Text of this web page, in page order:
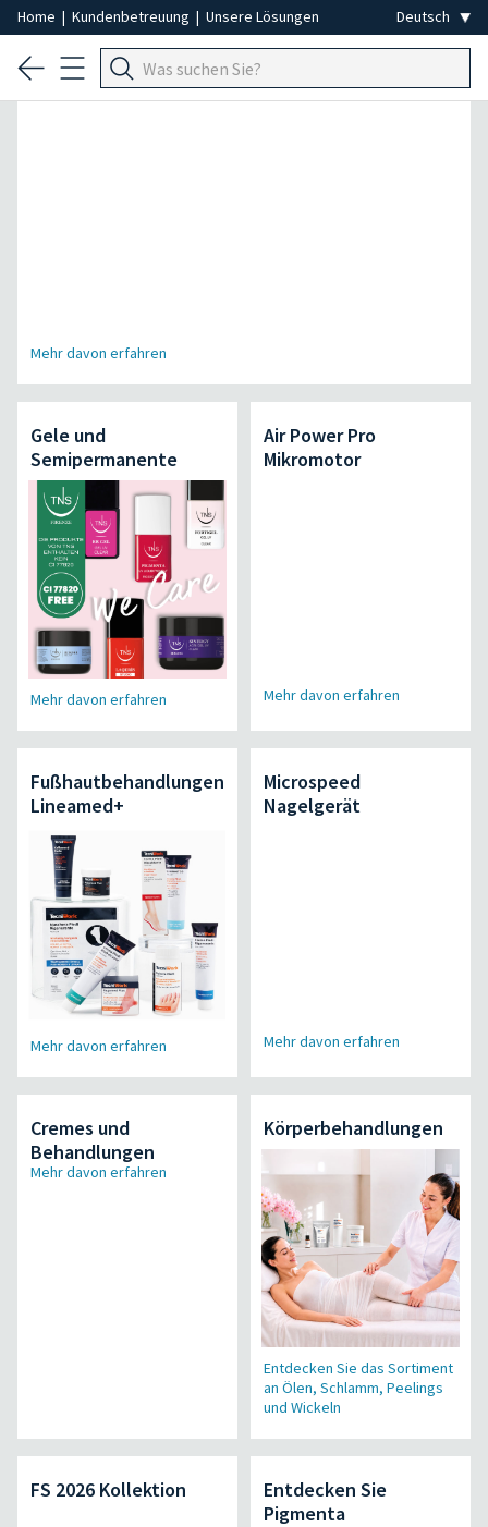
Home | Kundenbetreuung | Unsere Lösungen
Spezial Professionelle Haarentfernung
Mehr davon erfahren
Gele und
Semipermanente
Mehr davon erfahren
Air Power Pro
Mikromotor
Mehr davon erfahren
Fußhautbehandlungen
Lineamed+
Mehr davon erfahren
Microspeed
Nagelgerät
Mehr davon erfahren
Cremes und
Behandlungen
Mehr davon erfahren
Körperbehandlungen
Entdecken Sie das Sortiment
an Ölen, Schlamm, Peelings
und Wickeln
FS 2026 Kollektion
Entdecken Sie
Pigmenta